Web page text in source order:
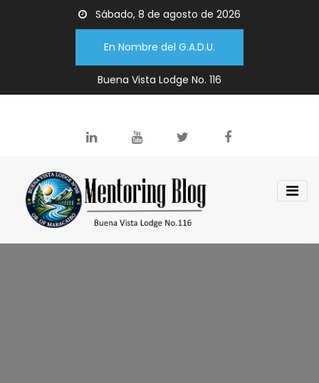
Sábado, 8 de agosto de 2026
En Nombre del G.A.D.U.
Buena Vista Lodge No. 116